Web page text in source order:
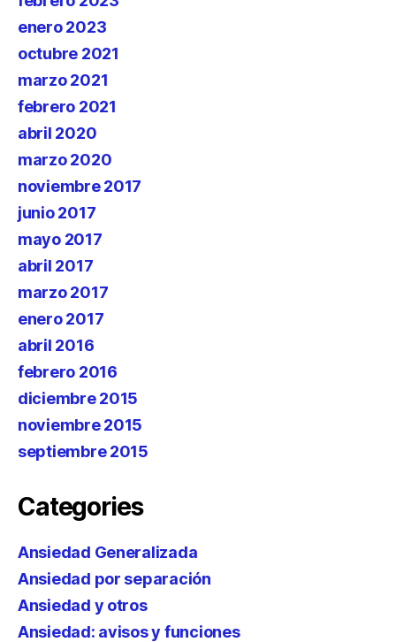
enero 2023
octubre 2021
marzo 2021
febrero 2021
abril 2020
marzo 2020
noviembre 2017
junio 2017
mayo 2017
abril 2017
marzo 2017
enero 2017
abril 2016
febrero 2016
diciembre 2015
noviembre 2015
septiembre 2015
Categories
Ansiedad Generalizada
Ansiedad por separación
Ansiedad y otros
Ansiedad: avisos y funciones